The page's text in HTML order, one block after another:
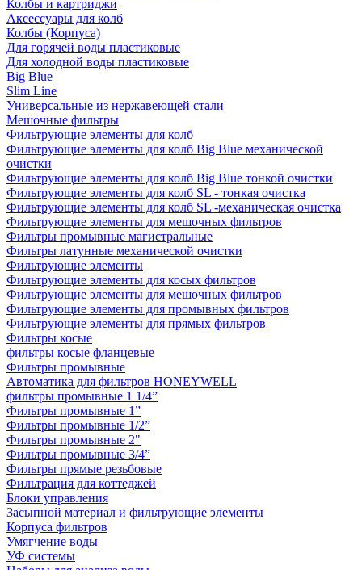
Колбы и картриджи
Аксессуары для колб
Колбы (Корпуса)
Для горячей воды пластиковые
Для холодной воды пластиковые
Big Blue
Slim Line
Универсальные из нержавеющей стали
Мешочные фильтры
Фильтрующие элементы для колб
Фильтрующие элементы для колб Big Blue механической
очистки
Фильтрующие элементы для колб Big Blue тонкой очистки
Фильтрующие элементы для колб SL - тонкая очистка
Фильтрующие элементы для колб SL -механическая очистка
Фильтрующие элементы для мешочных фильтров
Фильтры промывные магистральные
Фильтры латунные механической очистки
Фильтрующие элементы
Фильтрующие элементы для косых фильтров
Фильтрующие элементы для мешочных фильтров
Фильтрующие элементы для промывных фильтров
Фильтрующие элементы для прямых фильтров
Фильтры косые
фильтры косые фланцевые
Фильтры промывные
Автоматика для фильтров HONEYWELL
фильтры промывные 1 1/4”
Фильтры промывные 1”
Фильтры промывные 1/2”
Фильтры промывные 2"
Фильтры промывные 3/4”
Фильтры прямые резьбовые
Фильтрация для коттеджей
Блоки управления
Засыпной материал и фильтрующие элементы
Корпуса фильтров
Умягчение воды
УФ системы